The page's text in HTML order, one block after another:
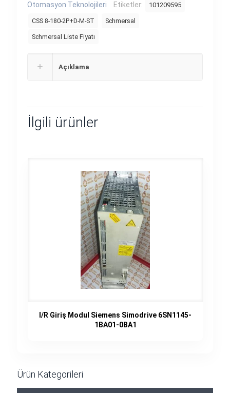
Otomasyon Teknolojileri
Etiketler: 101209595
CSS 8-180-2P+D-M-ST Schmersal
Schmersal Liste Fiyatı
Açıklama
İlgili ürünler
I/R Giriş Modul Siemens Simodrive 6SN1145-
1BA01-0BA1
Ürün Kategorileri